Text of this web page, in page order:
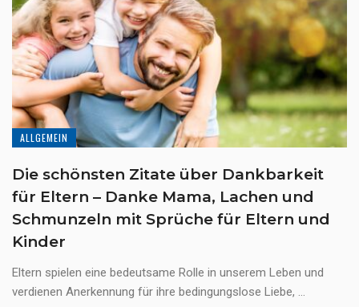
ALLGEMEIN
Die schönsten Zitate über Dankbarkeit
für Eltern – Danke Mama, Lachen und
Schmunzeln mit Sprüche für Eltern und
Kinder
Eltern spielen eine bedeutsame Rolle in unserem Leben und
verdienen Anerkennung für ihre bedingungslose Liebe, ...